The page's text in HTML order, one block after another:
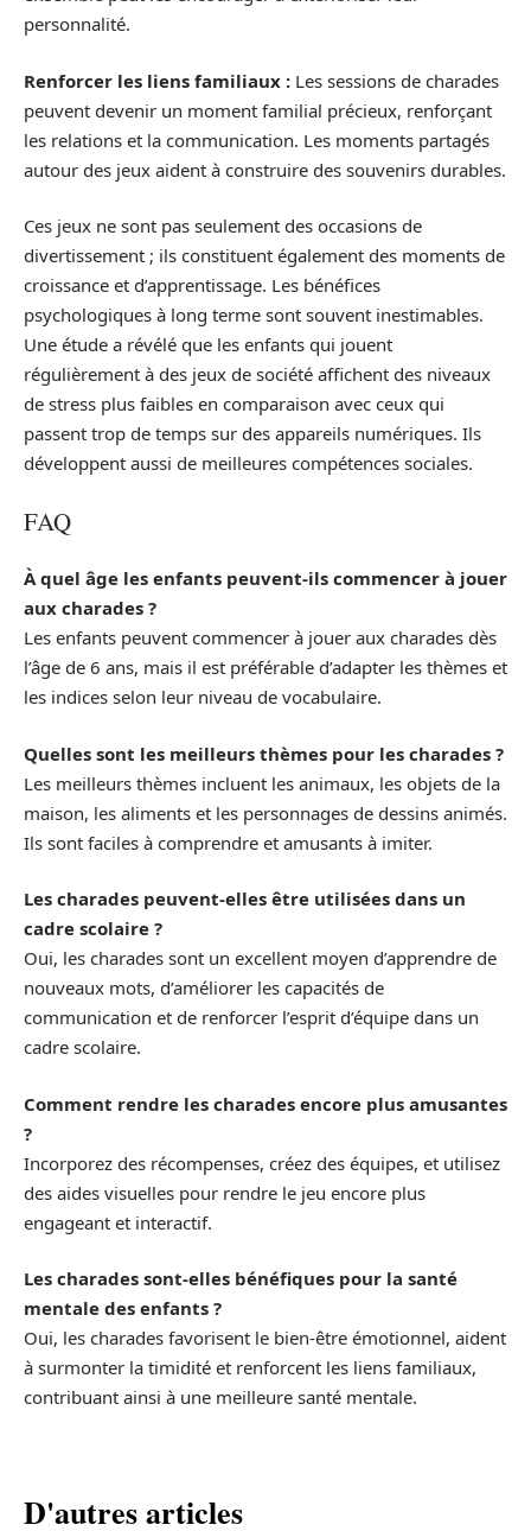
personnalité.
Renforcer les liens familiaux : Les sessions de charades
peuvent devenir un moment familial précieux, renforçant
les relations et la communication. Les moments partagés
autour des jeux aident à construire des souvenirs durables.
Ces jeux ne sont pas seulement des occasions de
divertissement ; ils constituent également des moments de
croissance et d’apprentissage. Les bénéfices
psychologiques à long terme sont souvent inestimables.
Une étude a révélé que les enfants qui jouent
régulièrement à des jeux de société affichent des niveaux
de stress plus faibles en comparaison avec ceux qui
passent trop de temps sur des appareils numériques. Ils
développent aussi de meilleures compétences sociales.
FAQ
À quel âge les enfants peuvent-ils commencer à jouer
aux charades ?
Les enfants peuvent commencer à jouer aux charades dès
l’âge de 6 ans, mais il est préférable d’adapter les thèmes et
les indices selon leur niveau de vocabulaire.
Quelles sont les meilleurs thèmes pour les charades ?
Les meilleurs thèmes incluent les animaux, les objets de la
maison, les aliments et les personnages de dessins animés.
Ils sont faciles à comprendre et amusants à imiter.
Les charades peuvent-elles être utilisées dans un
cadre scolaire ?
Oui, les charades sont un excellent moyen d’apprendre de
nouveaux mots, d’améliorer les capacités de
communication et de renforcer l’esprit d’équipe dans un
cadre scolaire.
Comment rendre les charades encore plus amusantes
?
Incorporez des récompenses, créez des équipes, et utilisez
des aides visuelles pour rendre le jeu encore plus
engageant et interactif.
Les charades sont-elles bénéfiques pour la santé
mentale des enfants ?
Oui, les charades favorisent le bien-être émotionnel, aident
à surmonter la timidité et renforcent les liens familiaux,
contribuant ainsi à une meilleure santé mentale.
D'autres articles